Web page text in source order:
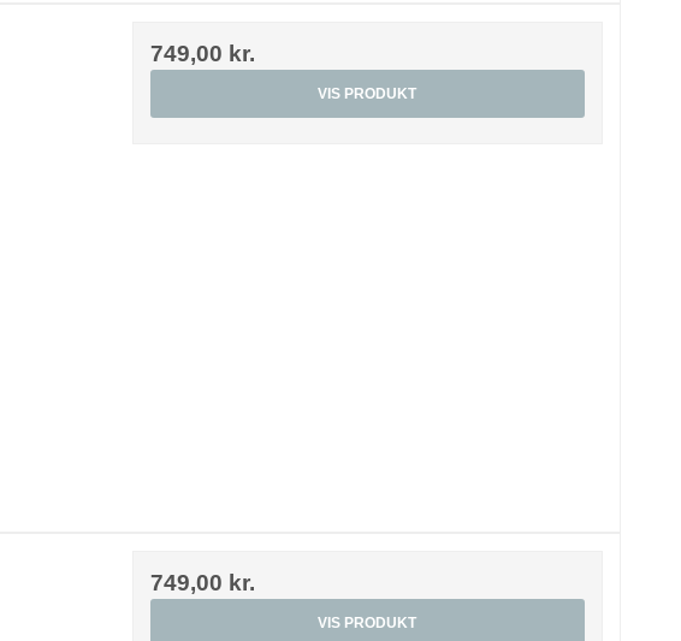
749,00 kr.
VIS PRODUKT
749,00 kr.
VIS PRODUKT